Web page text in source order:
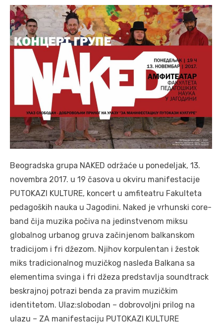
Beogradska grupa NAKED održaće u ponedeljak, 13.
novembra 2017. u 19 časova u okviru manifestacije
PUTOKAZI KULTURE, koncert u amfiteatru Fakulteta
pedagoških nauka u Jagodini. Naked je vrhunski core-
band čija muzika počiva na jedinstvenom miksu
globalnog urbanog gruva začinjenom balkanskom
tradicijom i fri džezom. Njihov korpulentan i žestok
miks tradicionalnog muzičkog nasleđa Balkana sa
elementima svinga i fri džeza predstavlja soundtrack
beskrajnoj potrazi benda za pravim muzičkim
identitetom. Ulaz:slobodan – dobrovoljni prilog na
ulazu – ZA manifestaciju PUTOKAZI KULTURE